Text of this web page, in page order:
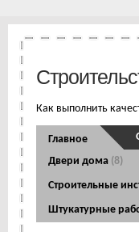
Как выполнить
Главное
Двери дома (8)
Строительные
Штукатурные